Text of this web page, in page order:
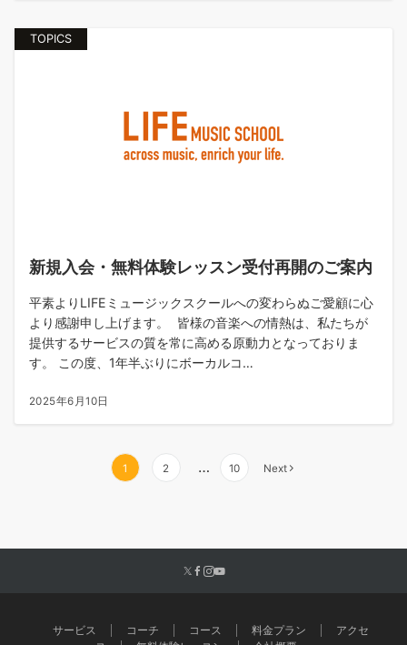
TOPICS
新規入会・無料体験レッスン受付再開のご案内
平素よりLIFEミュージックスクールへの変わらぬご愛顧に心
より感謝申し上げます。 皆様の音楽への情熱は、私たちが
提供するサービスの質を常に高める原動力となっておりま
す。 この度、1年半ぶりにボーカルコ…
2025年6月10日
1 2 … 10 Next
サービス コーチ コース 料金プラン
アクセ